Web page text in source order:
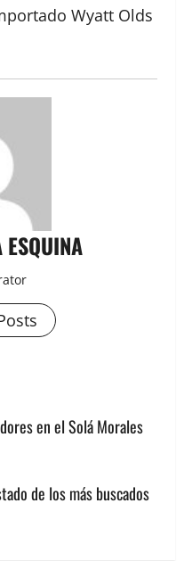
Wyatt Olds
en el Solá Morales
de los más buscados